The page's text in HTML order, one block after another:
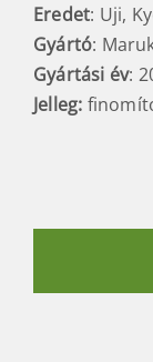
Eredet: Uji,
Gyártó:
Gyártási év:
Jelleg: